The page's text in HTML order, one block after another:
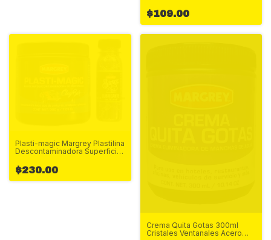
$109.00
Plasti-magic Margrey Plastilina
Descontaminadora Superficie
$230.00
Crema Quita Gotas 300ml
Cristales Ventanales Acero